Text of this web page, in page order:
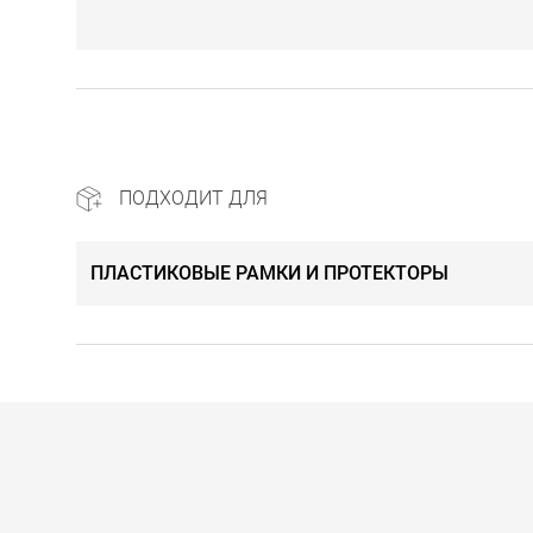
ПОДХОДИТ ДЛЯ
ПЛАСТИКОВЫЕ РАМКИ И ПРОТЕКТОРЫ